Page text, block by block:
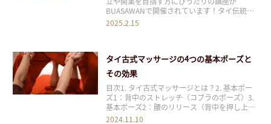
BUASAWANで開催されています！タイ伝統医
療協会認定の国家資格を保有するインストラク
2 こ
2025.2.15
タイ古式マッサージの4つの基本ポーズと
その効果
目次1. タイ古式マッサージとは？2. 基本ポー
ズ1：背中のストレッチ（コブラのポーズ）3.
基本ポーズ2：腰のリリース（背中を押し上げ
るポーズ）4. 基本ポーズ3：脚のストレッチ
2024.11.10